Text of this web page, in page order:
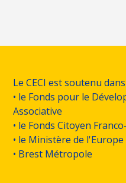
Le CECI est soutenu
• le Fonds pour le
Associative
• le Fonds Citoyen
• le Ministère de
• Brest Métropole